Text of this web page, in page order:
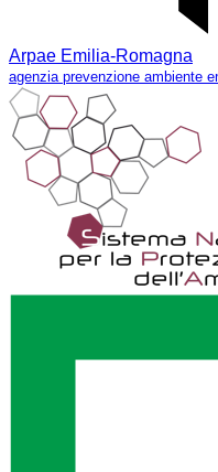
Arpae Emilia-Romagna
agenzia prevenzione ambiente